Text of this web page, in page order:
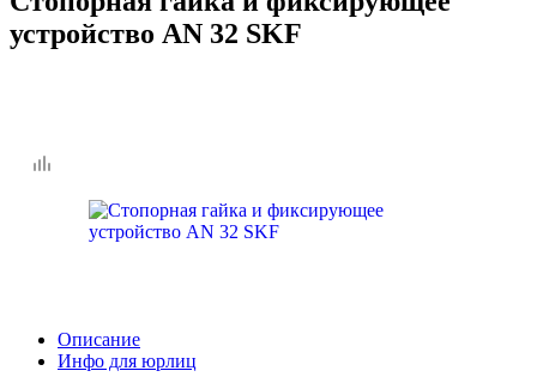
устройство AN 32 SKF
Описание
Инфо для юрлиц